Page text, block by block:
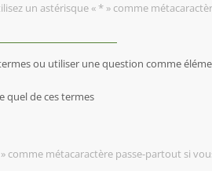
un astérisque « * » comme
ou utiliser une question comme
quel de ces termes
comme métacaractère passe-partout si